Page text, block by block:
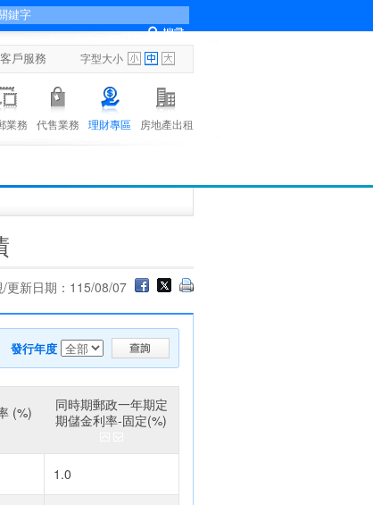
客戶服務 字型大小
業務 代售業務 理財專區 房地產出租
/更新日期：115/08/07
發行年度
(%)
同時期郵政一年期定
期儲金利率-固定(%)
1.0